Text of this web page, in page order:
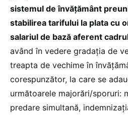
sistemul de învățământ
stabilirea tarifului la plata cu
salariul de bază aferent
având în vedere gradația de
treapta de vechime în
corespunzător, la care se
următoarele majorări/sporuri:
predare simultană,